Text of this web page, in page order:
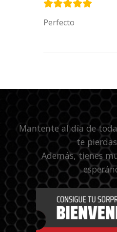
Perfecto
Mantente al día de
te
Además, tienes